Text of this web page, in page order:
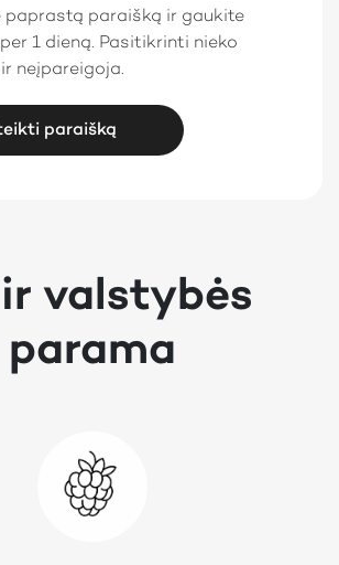
paprastą paraišką ir gaukite
1 dieną. Pasitikrinti nieko
neįpareigoja.
paraišką
ir valstybės
parama